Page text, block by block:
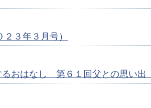
３年３月号）
るおはなし 第６１回父との思い出